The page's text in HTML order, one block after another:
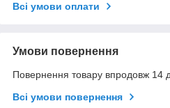
Всі умови оплати
Умови повернення
Повернення товару впродовж 14
Всі умови повернення